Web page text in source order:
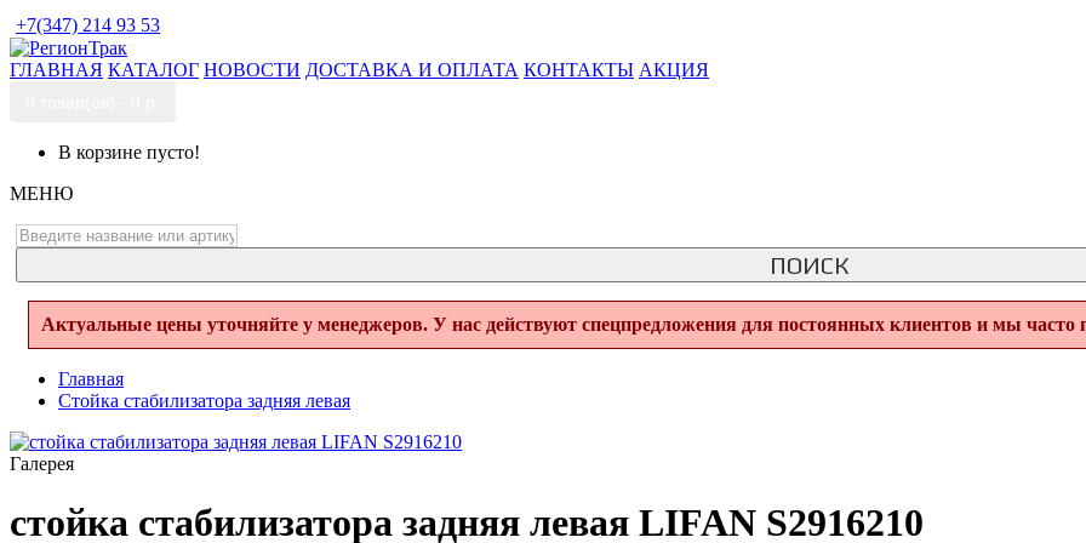
+7(347) 214 93 53
ГЛАВНАЯ КАТАЛОГ НОВОСТИ ДОСТАВКА И ОПЛАТА КОНТАКТЫ АКЦИЯ
В корзине пусто!
МЕНЮ
ПОИСК
Актуальные цены уточняйте у менеджеров. У нас действуют спецпредложения для постоянных клиентов и мы часто
Главная
Стойка стабилизатора задняя левая
Галерея
стойка стабилизатора задняя левая LIFAN S2916210